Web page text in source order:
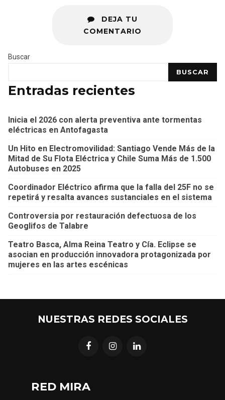
DEJA TU
COMENTARIO
Buscar
BUSCAR
Entradas recientes
Inicia el 2026 con alerta preventiva ante tormentas
eléctricas en Antofagasta
Un Hito en Electromovilidad: Santiago Vende Más de la
Mitad de Su Flota Eléctrica y Chile Suma Más de 1.500
Autobuses en 2025
Coordinador Eléctrico afirma que la falla del 25F no se
repetirá y resalta avances sustanciales en el sistema
Controversia por restauración defectuosa de los
Geoglifos de Talabre
Teatro Basca, Alma Reina Teatro y Cía. Eclipse se
asocian en producción innovadora protagonizada por
mujeres en las artes escénicas
NUESTRAS REDES SOCIALES
RED MIRA